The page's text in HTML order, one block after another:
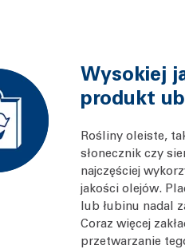
Wysokiej
produkt
Rośliny oleiste,
słonecznik czy
najczęściej
jakości olejów.
lub łubinu nadal
Coraz więcej
przetwarzanie